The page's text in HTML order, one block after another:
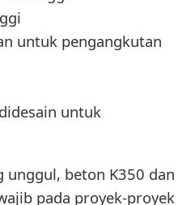
untuk pengangkutan
untuk
unggul, beton K350 dan
pada proyek-proyek